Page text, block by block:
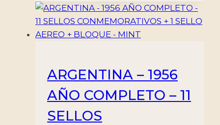
ARGENTINA – 1956
AÑO COMPLETO – 11
SELLOS